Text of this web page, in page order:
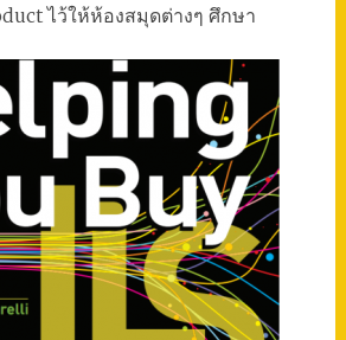
ไว้ให้ห้องสมุดต่างๆ ศึกษา